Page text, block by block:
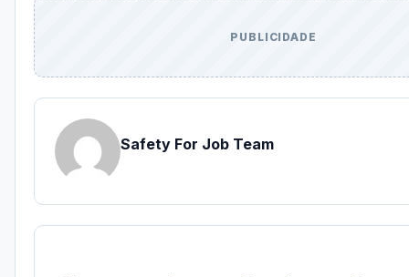
PUBLICIDADE
Safety For Job Team